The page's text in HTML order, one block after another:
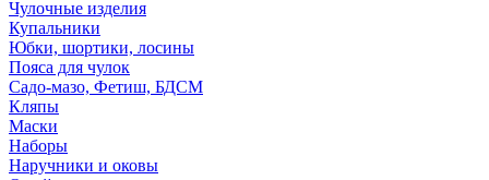
Чулочные изделия
Купальники
Юбки, шортики, лосины
Пояса для чулок
Садо-мазо, Фетиш, БДСМ
Кляпы
Маски
Наборы
Наручники и оковы